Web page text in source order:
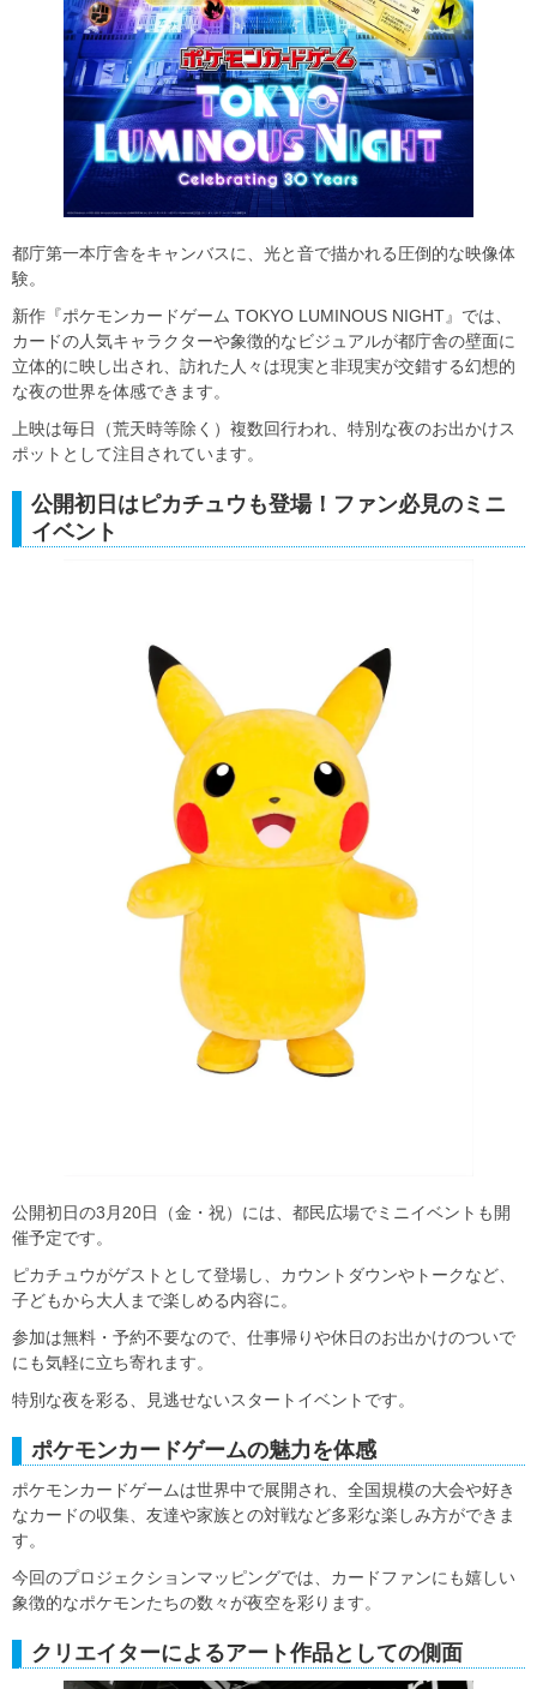
都庁第一本庁舎をキャンバスに、光と音で描かれる圧倒的な映像体
験。
新作『ポケモンカードゲーム TOKYO LUMINOUS NIGHT』では、
カードの人気キャラクターや象徴的なビジュアルが都庁舎の壁面に
立体的に映し出され、訪れた人々は現実と非現実が交錯する幻想的
な夜の世界を体感できます。
上映は毎日（荒天時等除く）複数回行われ、特別な夜のお出かけス
ポットとして注目されています。
公開初日はピカチュウも登場！ファン必見のミニ
イベント
公開初日の3月20日（金・祝）には、都民広場でミニイベントも開
催予定です。
ピカチュウがゲストとして登場し、カウントダウンやトークなど、
子どもから大人まで楽しめる内容に。
参加は無料・予約不要なので、仕事帰りや休日のお出かけのついで
にも気軽に立ち寄れます。
特別な夜を彩る、見逃せないスタートイベントです。
ポケモンカードゲームの魅力を体感
ポケモンカードゲームは世界中で展開され、全国規模の大会や好き
なカードの収集、友達や家族との対戦など多彩な楽しみ方ができま
す。
今回のプロジェクションマッピングでは、カードファンにも嬉しい
象徴的なポケモンたちの数々が夜空を彩ります。
クリエイターによるアート作品としての側面